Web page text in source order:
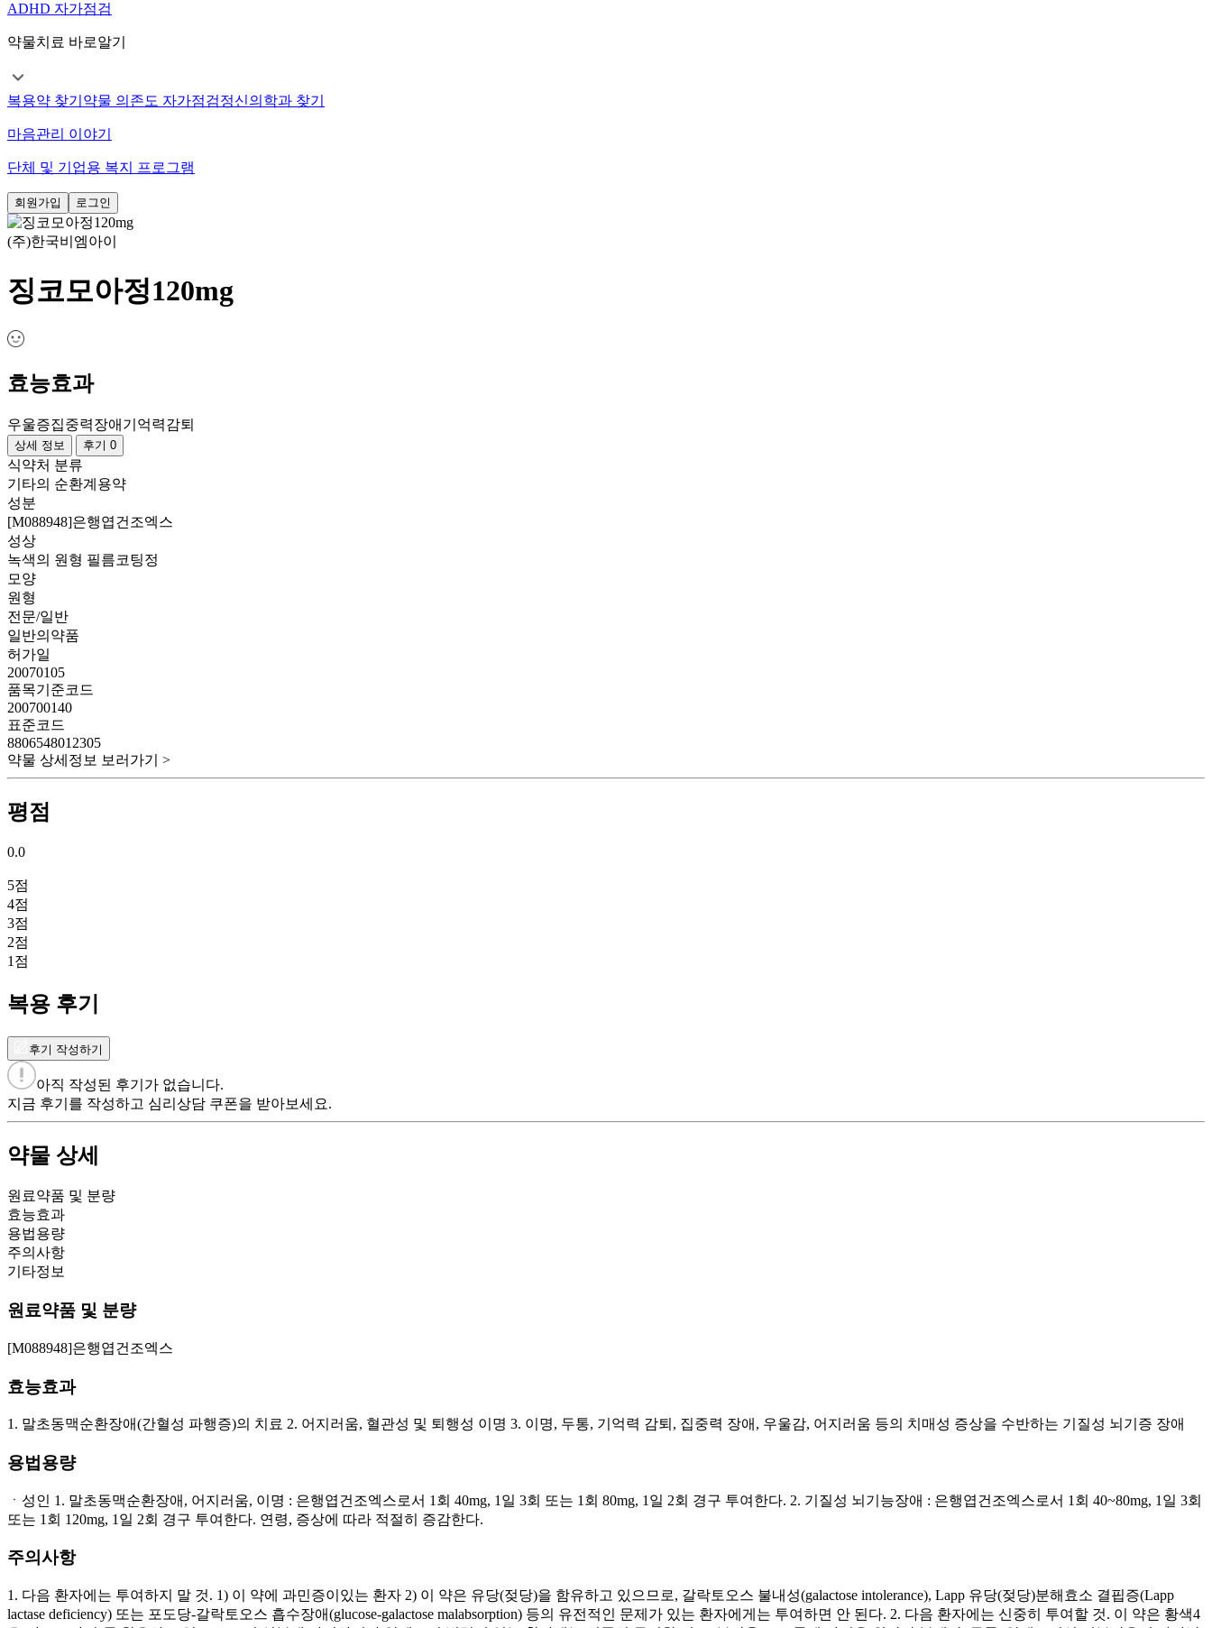
ADHD 자가점검
약물치료 바로알기
복용약 찾기 약물 의존도 자가점검정신의학과 찾기
마음관리 이야기
단체 및 기업용 복지 프로그램
회원가입 로그인
(주)한국비엠아이
징코모아정120mg
효능효과
우울증집중력장애 기억력감퇴
상세 정보 후기 0
식약처 분류
기타의 순환계용약
성분
[M088948]은행엽건조엑스
성상
녹색의 원형 필름코팅정
모양
원형
전문/일반
일반의약품
허가일
20070105
품목기준코드
200700140
표준코드
8806548012305
약물 상세정보 보러가기 >
평점
0.0
5점
4점
3점
2점
1 점
복용 후기
후기 작성하기
아직 작성된 후기가 없습니다.
지금 후기를 작성하고 심리상담 쿠폰을 받아보세요.
약물 상세
원료약품 및 분량
효능효과
용법용량
주의사항
기타정보
원료약품 및 분량
[M088948]은행엽건조엑스
효능효과
1. 말초동맥순환장애(간혈성 파행증)의 치료 2. 어지러움, 혈관성 및 퇴행성 이명 3. 이명, 두통, 기억력 감퇴, 집중력 장애, 우울감, 어지러움 등의 치매성 증상을 수반하는 기질성 뇌기증 장애
용법용량
ㆍ성인 1. 말초동맥순환장애, 어지러움, 이명 : 은행엽건조엑스로서 1회 40mg, 1일 3회 또는 1회 80mg, 1일 2회 경구 투여한다. 2. 기질성 뇌기능장애 : 은행엽건조엑스로서 1회 40~80mg, 1일 3회
또는 1회 120mg, 1일 2회 경구 투여한다. 연령, 증상에 따라 적절히 증감한다.
주의사항
1. 다음 환자에는 투여하지 말 것. 1) 이 약에 과민증이있는 환자 2) 이 약은 유당(젖당)을 함유하고 있으므로, 갈락토오스 불내성(galactose intolerance), Lapp 유당(젖당)분해효소 결핍증(Lapp
lactase deficiency) 또는 포도당-갈락토오스 흡수장애(glucose-galactose malabsorption) 등의 유전적인 문제가 있는 환자에게는 투여하면 안 된다. 2. 다음 환자에는 신중히 투여할 것. 이 약은 황색4